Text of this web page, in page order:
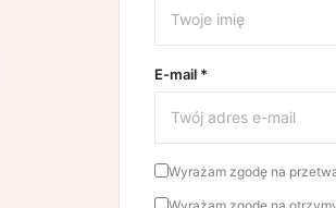
E-mail *
Wyrażam zgodę na